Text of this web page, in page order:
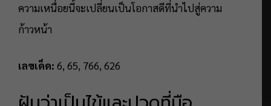
ความเหนื่อยนี้จะเปลี่ยนเป็นโอกาสดีที่นำไปสู่ความ
ก้าวหน้า
เลขเด็ด: 6, 65, 766, 626